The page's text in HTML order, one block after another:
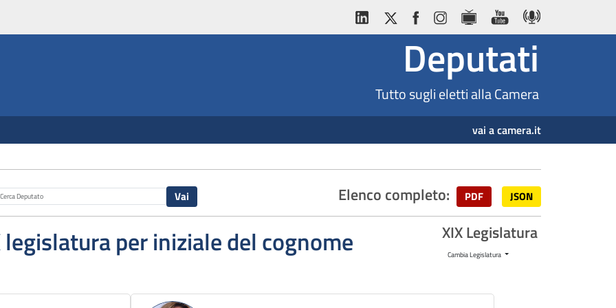
Deputati
Tutto sugli eletti alla Camera
vai a camera.it
Elenco completo: PDF JSON
per iniziale del cognome XIX Legislatura
Cambia Legislatura